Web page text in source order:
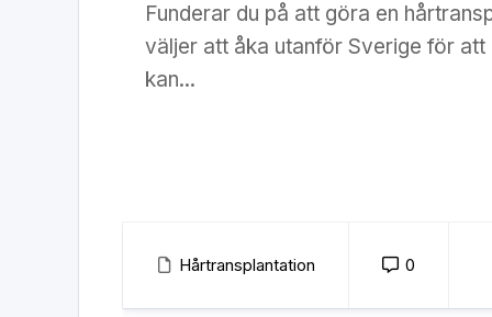
Funderar du på att göra en
väljer att åka utanför Sverige för
kan...
Hårtransplantation 0